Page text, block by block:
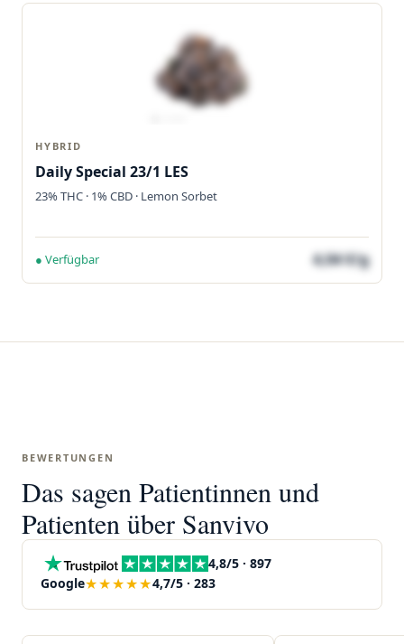
HYBRID
Daily Special 23/1 LES
23% THC · 1% CBD · Lemon Sorbet
● Verfügbar 4,04 €/g
BEWERTUNGEN
Das sagen Patientinnen und
Patienten über Sanvivo
4,8/5 · 897
Google★★★★★4,7/5 · 283